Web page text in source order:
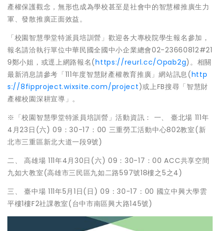
產權保護觀念，無形也成為學校甚至是社會中的智慧權推廣生力
軍、發散推廣正面效益。
「校園智慧學堂特派員培訓營」歡迎各大專校院學生報名參加，
報名請洽執行單位中華民國全國中小企業總會02-23660812#21
9鄭小姐，或逕上網路報名(https://reurl.cc/Opab2g)。相關
最新消息請參考「111年度智慧財產權教育推廣」網站訊息(http
s://8fipproject.wixsite.com/project)或上FB搜尋「智慧財
產權校園深耕宣導」。
※「校園智慧學堂特派員培訓營」活動資訊： 一、 臺北場 111年
4月23日(六) 09：30-17：00 三重勞工活動中心802教室(新
北市三重區新北大道一段9號)
二、 高雄場 111年4月30日(六) 09：30-17：00 ACC共享空間
九如大教室(高雄市三民區九如二路597號18樓之5之4)
三、 臺中場 111年5月1日(日) 09：30-17：00 國立中興大學雲
平樓1樓F2社課教室(台中市南區興大路145號)